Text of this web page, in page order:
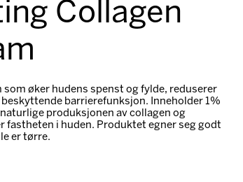
Collagen
øker hudens spenst og fylde, reduserer
barrierefunksjon. Inneholder 1%
produksjonen av collagen og
fastheten i huden. Produktet egner seg godt
er tørre.